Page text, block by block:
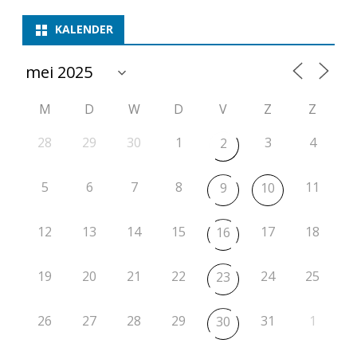
KALENDER
M D W D V Z
Z
28
29 30 1 2 3 4
5 6 7 8 9 10 11
12 13 14 15 16 17 18
19 20 21 22 23 24 25
26 27 28 29 30 31 1